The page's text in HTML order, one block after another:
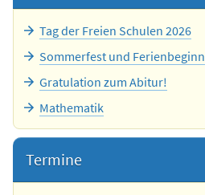
Tag der Freien Schulen 2026
Sommerfest und Ferienbeginn
Gratulation zum Abitur!
Mathematik
Termine